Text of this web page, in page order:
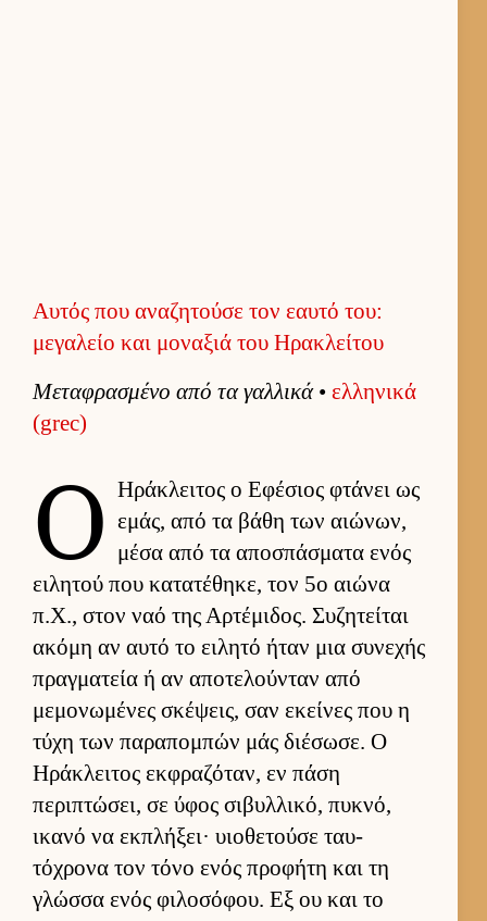
Αυτός που αναζητούσε τον εαυτό του:
μεγαλείο και μοναξιά του Ηρακλείτου
Μεταφρασμένο από τα γαλ­λικά• ελ­ληνικά
(grec)
Ο Ηράκλει­τος ο Εφέσιος φτάνει ως
εμάς, από τα βάθη των αιώνων,
μέσα από τα αποσπάσματα ενός
ει­λητού που κατατέθηκε, τον 5ο αιώνα
π.Χ., στον ναό της Αρ­τέμιδος. Συζητεί­ται
ακόμη αν αυτό το ει­λητό ήταν μια συνεχής
πραγ­ματεία ή αν αποτελού­νταν από
μεμονωμένες σκέψεις, σαν εκεί­νες που η
τύχη των παραπομπών μάς διέσωσε. Ο
Ηράκλει­τος εκ­φραζόταν, εν πάση
περιπτώσει, σε ύφος σιβυλ­λικό, πυκνό,
ικανό να εκ­πλήξει· υιο­θετούσε ταυ­
τόχρονα τον τόνο ενός προφήτη και τη
γλώσσα ενός φιλοσόφου. Εξ ου και το